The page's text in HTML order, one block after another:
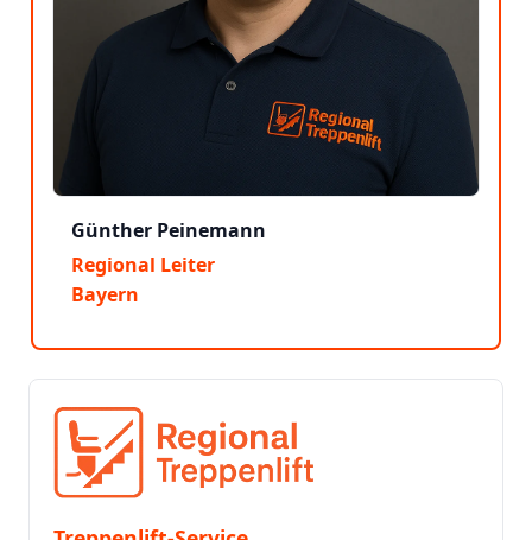
Günther Peinemann
Regional Leiter
Bayern